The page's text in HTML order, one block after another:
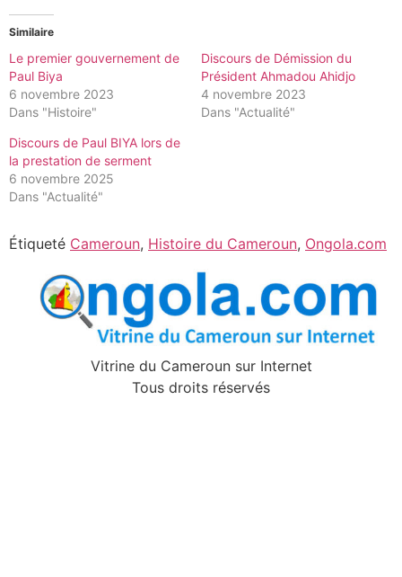
Similaire
Le premier gouvernement de
Paul Biya
6 novembre 2023
Dans "Histoire"
Discours de Démission du
Président Ahmadou Ahidjo
4 novembre 2023
Dans "Actualité"
Discours de Paul BIYA lors de
la prestation de serment
6 novembre 2025
Dans "Actualité"
Étiqueté Cameroun, Histoire du Cameroun, Ongola.com
Vitrine du Cameroun sur Internet
Tous droits réservés